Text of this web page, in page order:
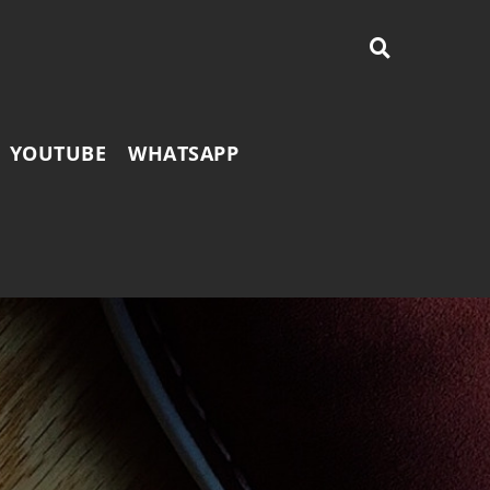
YOUTUBE WHATSAPP